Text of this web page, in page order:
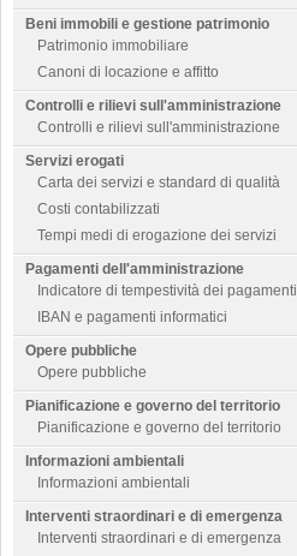
Beni immobili e gestione patrimonio
Patrimonio immobiliare
Canoni di locazione e affitto
Controlli e rilievi sull'amministrazione
Controlli e rilievi sull'amministrazione
Servizi erogati
Carta dei servizi e standard di qualità
Costi contabilizzati
Tempi medi di erogazione dei servizi
Pagamenti dell'amministrazione
Indicatore di tempestività dei pagamenti
IBAN e pagamenti informatici
Opere pubbliche
Opere pubbliche
Pianificazione e governo del territorio
Pianificazione e governo del territorio
Informazioni ambientali
Informazioni ambientali
Interventi straordinari e di emergenza
Interventi straordinari e di emergenza